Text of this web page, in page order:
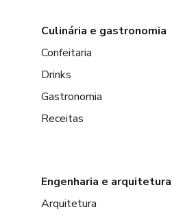
Culinária e gastronomia
Confeitaria
Drinks
Gastronomia
Receitas
Engenharia e arquitetura
Arquitetura